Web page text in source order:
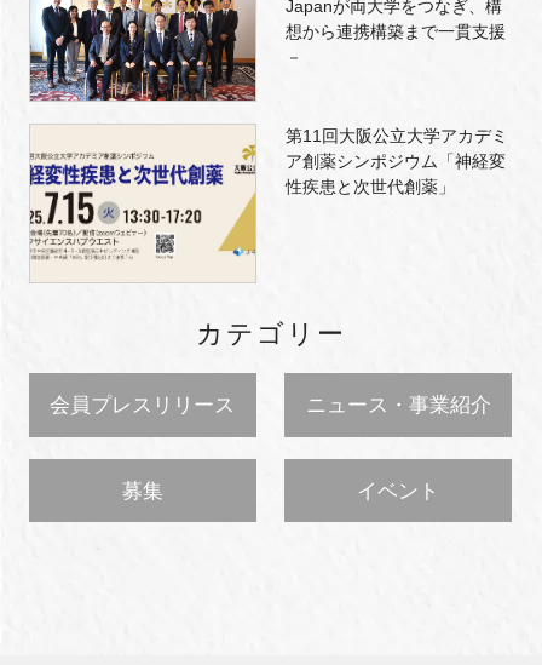
Japanが両大学をつなぎ、構
想から連携構築まで一貫支援
－
第11回大阪公立大学アカデミ
ア創薬シンポジウム「神経変
性疾患と次世代創薬」
カテゴリー
会員プレスリリース ニュース・事業紹介
募集 イベント